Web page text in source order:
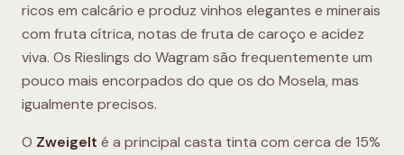
ricos em calcário e produz vinhos elegantes e minerais
com fruta cítrica, notas de fruta de caroço e acidez
viva. Os Rieslings do Wagram são frequentemente um
pouco mais encorpados do que os do Mosela, mas
igualmente precisos.
O Zweigelt é a principal casta tinta com cerca de 15%